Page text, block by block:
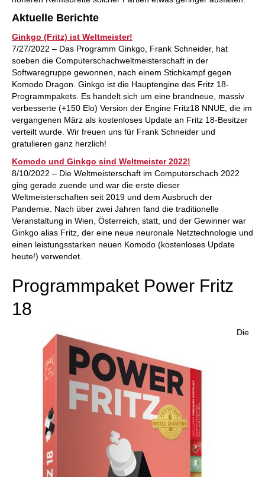
Aktuelle Berichte
Ginkgo (Fritz) ist Weltmeister!
7/27/2022 – Das Programm Ginkgo, Frank Schneider, hat
soeben die Computerschachweltmeisterschaft in der
Softwaregruppe gewonnen, nach einem Stichkampf gegen
Komodo Dragon. Ginkgo ist die Hauptengine des Fritz 18-
Programmpakets. Es handelt sich um eine brandneue, massiv
verbesserte (+150 Elo) Version der Engine Fritz18 NNUE, die im
vergangenen März als kostenloses Update an Fritz 18-Besitzer
verteilt wurde. Wir freuen uns für Frank Schneider und
gratulieren ganz herzlich!
Komodo und Ginkgo sind Weltmeister 2022!
8/10/2022 – Die Weltmeisterschaft im Computerschach 2022
ging gerade zuende und war die erste dieser
Weltmeisterschaften seit 2019 und dem Ausbruch der
Pandemie. Nach über zwei Jahren fand die traditionelle
Veranstaltung in Wien, Österreich, statt, und der Gewinner war
Ginkgo alias Fritz, der eine neue neuronale Netztechnologie und
einen leistungsstarken neuen Komodo (kostenloses Update
heute!) verwendet.
Programmpaket Power Fritz
18
Die